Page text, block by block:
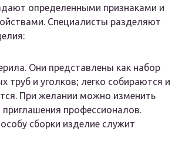
определенными признаками и
Специалисты разделяют
Они представлены как набор
труб и уголков; легко собираются и
При желании можно изменить
приглашения профессионалов.
сборки изделие служит